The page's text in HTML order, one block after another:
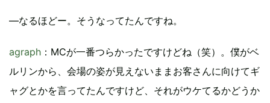
―なるほどー。そうなってたんですね。
agraph ：MCが一番つらかったですけどね（笑）。僕がベ
ルリンから、会場の姿が見えないままお客さんに向けてギ
ャグとかを言ってたんですけど、それがウケてるかどうか